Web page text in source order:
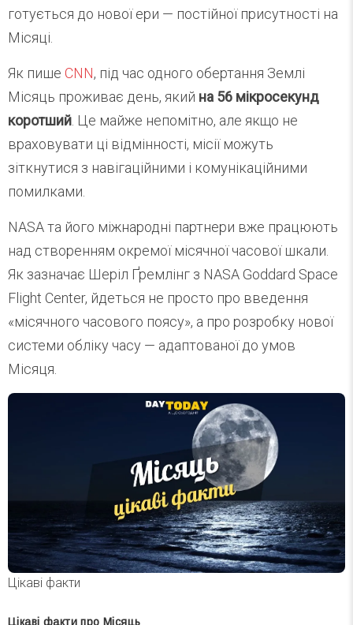
готується до нової ери — постійної присутності на
Місяці.
Як пише CNN, під час одного обертання Землі
Місяць проживає день, який на 56 мікросекунд
коротший. Це майже непомітно, але якщо не
враховувати ці відмінності, місії можуть
зіткнутися з навігаційними і комунікаційними
помилками.
NASA та його міжнародні партнери вже працюють
над створенням окремої місячної часової шкали.
Як зазначає Шеріл Ґремлінг з NASA Goddard Space
Flight Center, йдеться не просто про введення
«місячного часового поясу», а про розробку нової
системи обліку часу — адаптованої до умов
Місяця.
Цікаві факти
Цікаві факти про Місяць